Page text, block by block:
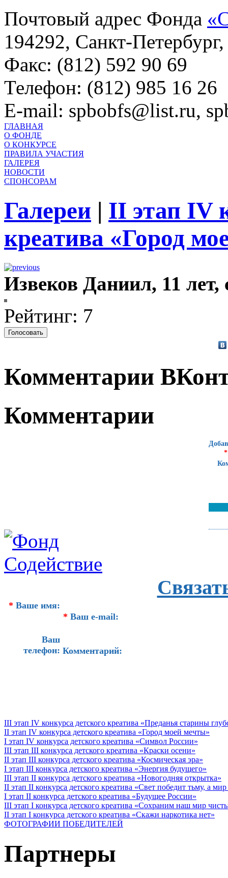
Почтовый адрес Фонда
194292, Санкт-
Факс: (812) 592 90 69
Телефон: (812) 985 16 26
E-mail: spbobfs@list.ru,
ГЛАВНАЯ
О ФОНДЕ
О КОНКУРСЕ
ПРАВИЛА УЧАСТИЯ
ГАЛЕРЕЯ
НОВОСТИ
СПОНСОРАМ
Галереи | II этап IV
креатива «Город
Извеков Даниил, 11 лет,
Рейтинг: 7
Комментарии
Комментарии
*
* Ваше имя:
* Ваш e-mail:
Ваш
телефон: Комментарий:
III этап IV конкурса детского креатива «Преданья старины
II этап IV конкурса детского креатива «Город моей мечты»
I этап IV конкурса детского креатива «Символ России»
III этап III конкурса детского креатива «Краски осени»
II этап III конкурса детского креатива «Космическая эра»
I этап III конкурса детского креатива «Энергия будущего»
III этап II конкурса детского креатива «Новогодняя открытка»
II этап II конкурса детского креатива «Свет победит тьму, а
I этап II конкурса детского креатива «Будущее России»
III этап I конкурса детского креатива «Сохраним наш мир
II этап I конкурса детского креатива «Скажи наркотика нет»
ФОТОГРАФИИ ПОБЕДИТЕЛЕЙ
Партнеры